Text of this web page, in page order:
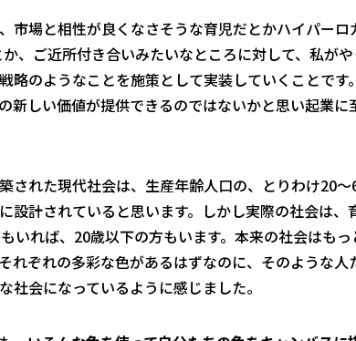
市場と相性が良くなさそうな育児だとかハイパーロ
、ご近所付き合いみたいなところに対して、私が
略のようなことを施策として実装していくことです
新しい価値が提供できるのではないかと思い起業に
された現代社会は、生産年齢人口の、とりわけ20〜
設計されていると思います。しかし実際の社会は、
いれば、20歳以下の方もいます。本来の社会はもっ
れぞれの多彩な色があるはずなのに、そのような人
社会になっているように感じました。